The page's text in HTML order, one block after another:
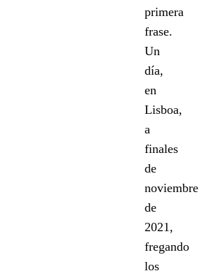
primera
frase.
Un
día,
en
Lisboa,
a
finales
de
noviembre
de
2021,
fregando
los